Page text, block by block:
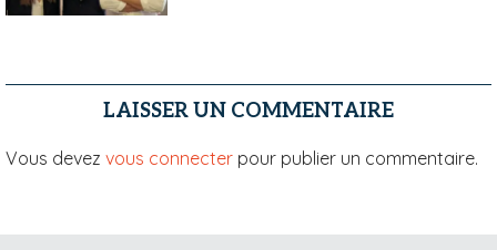
LAISSER UN COMMENTAIRE
Vous devez vous connecter pour publier un commentaire.